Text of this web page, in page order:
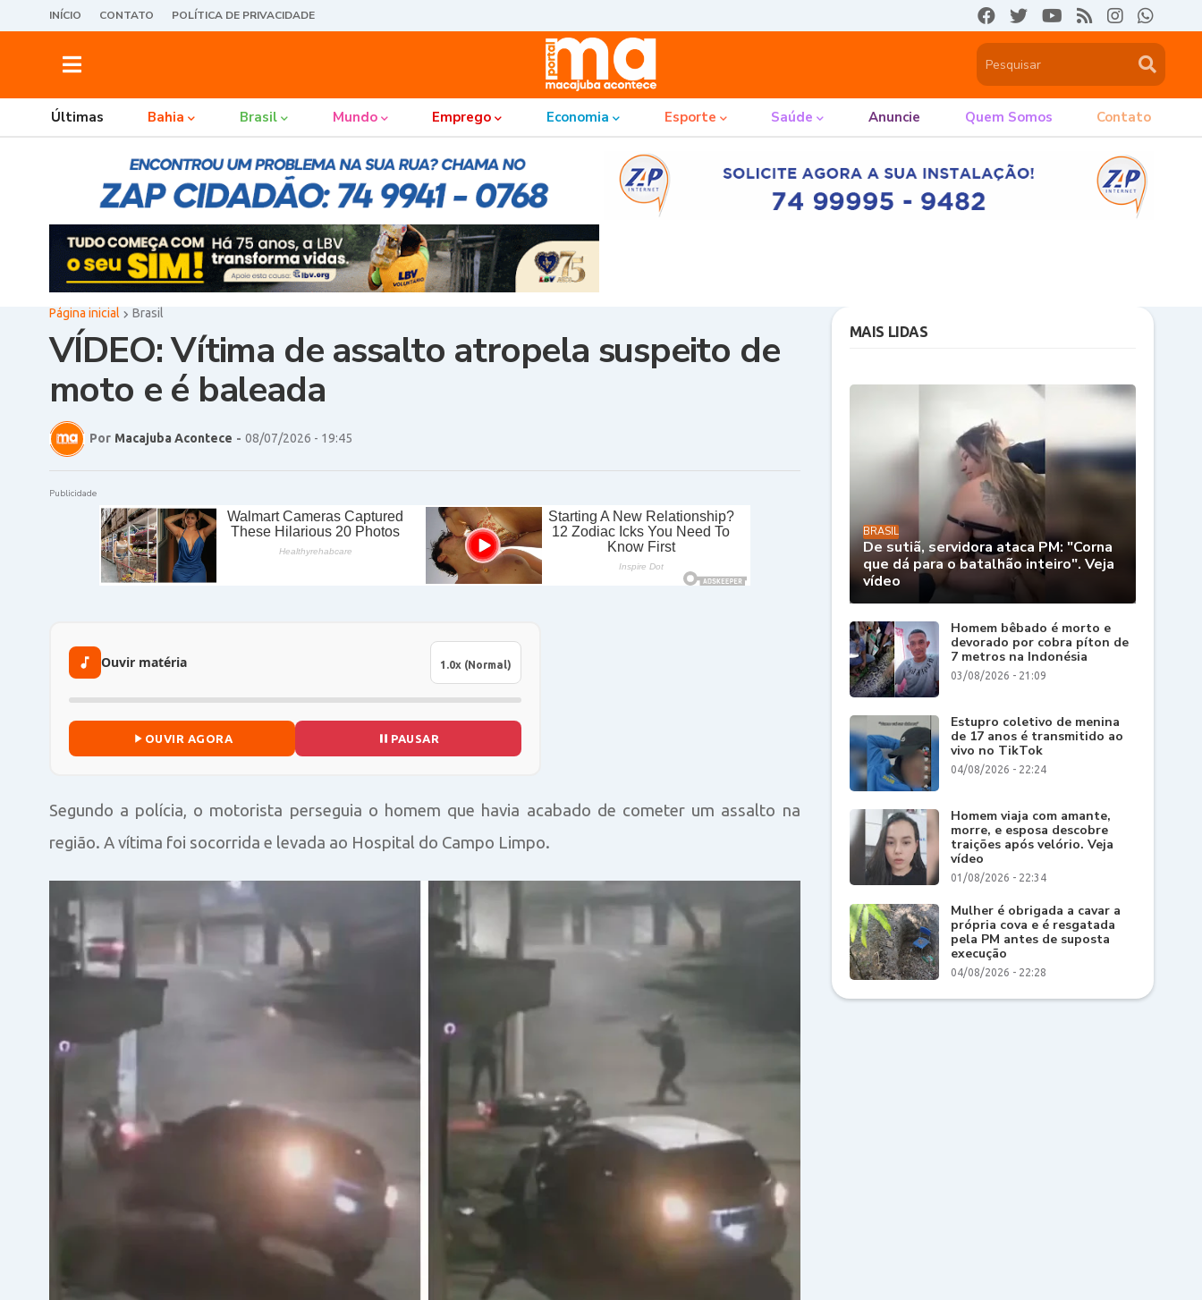
INÍCIO CONTATO POLÍTICA DE PRIVACIDADE
Últimas Bahia Brasil Mundo Emprego Economia Esporte Saúde Anuncie Quem Somos Contato
Página inicial Brasil
VÍDEO: Vítima de assalto atropela suspeito de
moto e é baleada
Por Macajuba Acontece - 08/07/2026 - 19:45
Publicidade
Ouvir matéria
OUVIR AGORA PAUSAR
Segundo a polícia, o motorista perseguia o homem que havia acabado de cometer um assalto na
região. A vítima foi socorrida e levada ao Hospital do Campo Limpo.
MAIS LIDAS
BRASIL
De sutiã, servidora ataca PM: "Corna
que dá para o batalhão inteiro". Veja
vídeo
Homem bêbado é morto e
devorado por cobra píton de
7 metros na Indonésia
03/08/2026 - 21:09
Estupro coletivo de menina
de 17 anos é transmitido ao
vivo no TikTok
04/08/2026 - 22:24
Homem viaja com amante,
morre, e esposa descobre
traições após velório. Veja
vídeo
01/08/2026 - 22:34
Mulher é obrigada a cavar a
própria cova e é resgatada
pela PM antes de suposta
execução
04/08/2026 - 22:28